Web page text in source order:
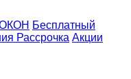
Бесплатный
Рассрочка Акции